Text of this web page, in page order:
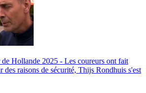
Hollande 2025 - Les coureurs ont fait
des raisons de sécurité, Thijs Rondhuis s'est